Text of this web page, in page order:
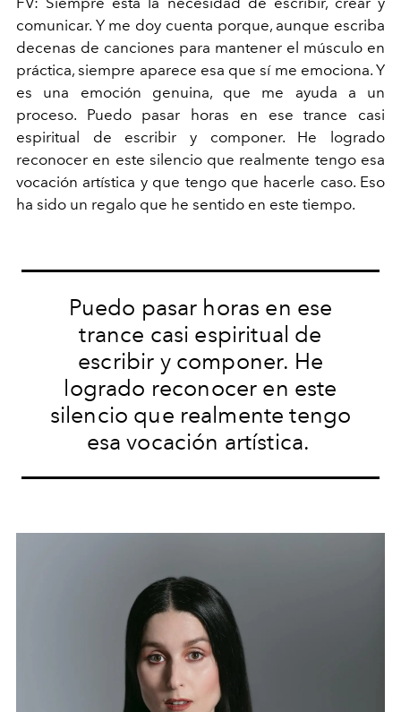
comunicar. Y me doy cuenta porque, aunque escriba
decenas de canciones para mantener el músculo en
práctica, siempre aparece esa que sí me emociona. Y
es una emoción genuina, que me ayuda a un
proceso. Puedo pasar horas en ese trance casi
espiritual de escribir y componer. He logrado
reconocer en este silencio que realmente tengo esa
vocación artística y que tengo que hacerle caso. Eso
ha sido un regalo que he sentido en este tiempo.
Puedo pasar horas en ese
trance casi espiritual de
escribir y componer. He
logrado reconocer en este
silencio que realmente tengo
esa vocación artística.